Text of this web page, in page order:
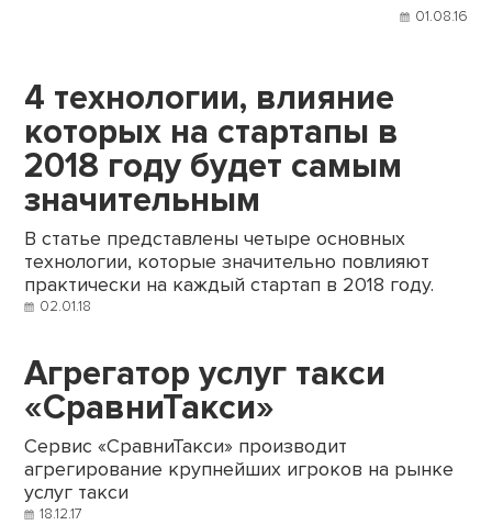
4 технологии, влияние
которых на стартапы в
2018 году будет самым
значительным
В статье представлены четыре основных
технологии, которые значительно повлияют
практически на каждый стартап в 2018 году.
02.01.18
Агрегатор услуг такси
«СравниТакси»
Сервис «СравниТакси» производит
агрегирование крупнейших игроков на рынке
услуг такси
18.12.17
01.08.16